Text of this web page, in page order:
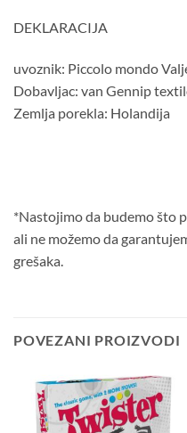
DEKLARACIJA
uvoznik: Piccolo mondo
Dobavljac: van Gennip
Zemlja porekla: Holandija
*Nastojimo da budemo što
ali ne možemo da
grešaka.
POVEZANI PROIZVODI